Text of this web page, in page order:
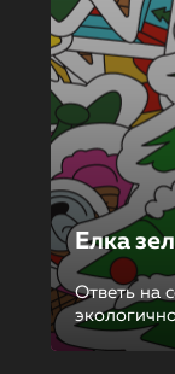
Елка
Ответь на